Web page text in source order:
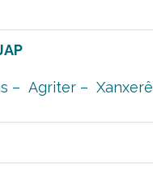
– Agriter – Xanxerê